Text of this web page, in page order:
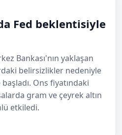
Fed beklentisiyle
Bankası'nın yaklaşan
belirsizlikler nedeniyle
başladı. Ons fiyatındaki
gram ve çeyrek altın
etkiledi.